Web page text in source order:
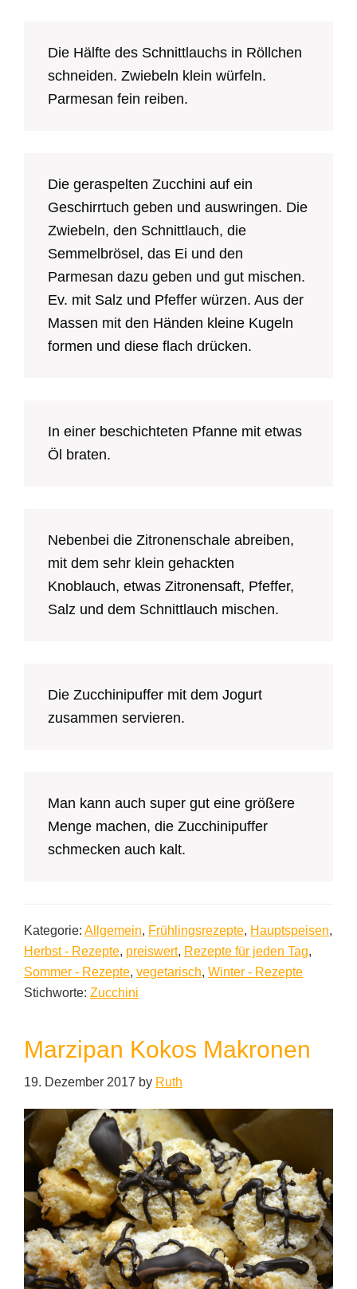
Die Hälfte des Schnittlauchs in Röllchen
schneiden. Zwiebeln klein würfeln.
Parmesan fein reiben.
Die geraspelten Zucchini auf ein
Geschirrtuch geben und auswringen. Die
Zwiebeln, den Schnittlauch, die
Semmelbrösel, das Ei und den
Parmesan dazu geben und gut mischen.
Ev. mit Salz und Pfeffer würzen. Aus der
Massen mit den Händen kleine Kugeln
formen und diese flach drücken.
In einer beschichteten Pfanne mit etwas
Öl braten.
Nebenbei die Zitronenschale abreiben,
mit dem sehr klein gehackten
Knoblauch, etwas Zitronensaft, Pfeffer,
Salz und dem Schnittlauch mischen.
Die Zucchinipuffer mit dem Jogurt
zusammen servieren.
Man kann auch super gut eine größere
Menge machen, die Zucchinipuffer
schmecken auch kalt.
Kategorie: Allgemein, Frühlingsrezepte, Hauptspeisen,
Herbst - Rezepte, preiswert, Rezepte für jeden Tag,
Sommer - Rezepte, vegetarisch, Winter - Rezepte
Stichworte: Zucchini
Marzipan Kokos Makronen
19. Dezember 2017 by Ruth